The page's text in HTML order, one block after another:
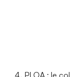
PLOA : le